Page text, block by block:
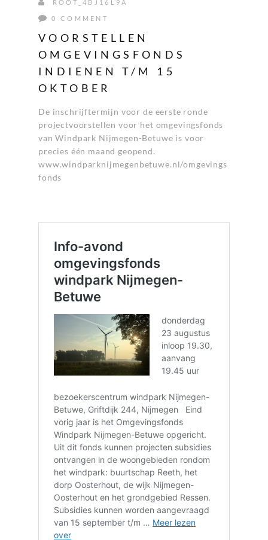
ROOT_4BJ16L9A
0 COMMENT
VOORSTELLEN
OMGEVINGSFONDS
INDIENEN T/M 15
OKTOBER
De inschrijftermijn voor de eerste ronde
projectvoorstellen voor het omgevingsfonds
van Windpark Nijmegen-Betuwe is voor
precies één maand geopend.
www.windparknijmegenbetuwe.nl/omgevings
fonds